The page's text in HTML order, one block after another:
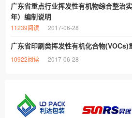
广东省重点行业挥发性有机物综合整治
年）编制说明
11239阅读 2017-06-28
广东省印刷类挥发性有机化合物(VOCs)
10922阅读 2017-06-28